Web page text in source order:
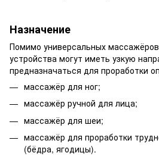
Назначение
Помимо универсальных
устройства могут иметь узкую
предназначаться для проработки
массажёр для ног;
массажёр ручной для лица;
массажёр для шеи;
массажёр для проработки
(бёдра, ягодицы).